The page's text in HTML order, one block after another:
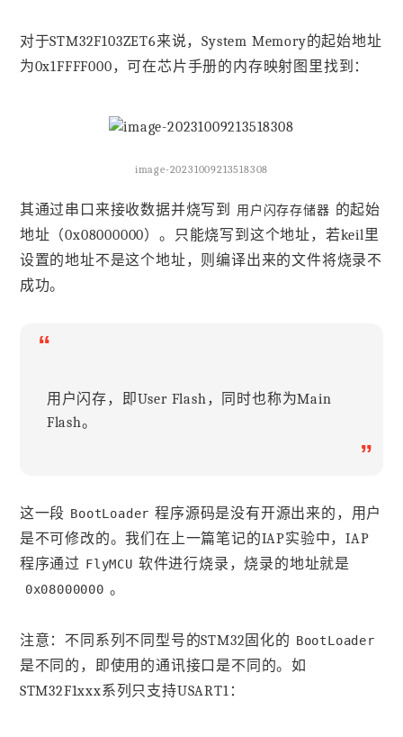
对于STM32F103ZET6来说，System Memory的起始地址
为0x1FFFF000，可在芯片手册的内存映射图里找到：
image-20231009213518308
其通过串口来接收数据并烧写到 用户闪存存储器 的起始
地址（0x08000000）。只能烧写到这个地址，若keil里
设置的地址不是这个地址，则编译出来的文件将烧录不
成功。
“
用户闪存，即User Flash，同时也称为Main
Flash。
”
这一段 BootLoader 程序源码是没有开源出来的，用户
是不可修改的。我们在上一篇笔记的IAP实验中，IAP
程序通过 FlyMCU 软件进行烧录，烧录的地址就是
0x08000000 。
注意：不同系列不同型号的STM32固化的 BootLoader
是不同的，即使用的通讯接口是不同的。如
STM32F1xxx系列只支持USART1：